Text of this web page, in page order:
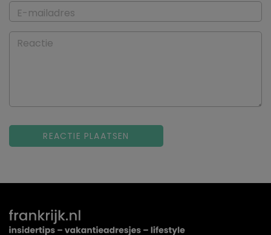
E-mailadres
Reactie